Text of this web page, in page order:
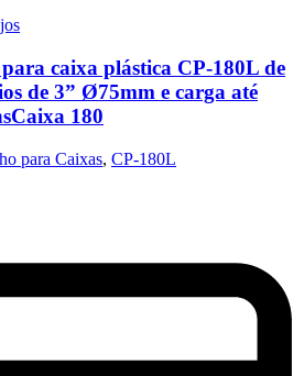
caixa plástica CP-180L de
de 3” Ø75mm e carga até
180
para Caixas, CP-180L